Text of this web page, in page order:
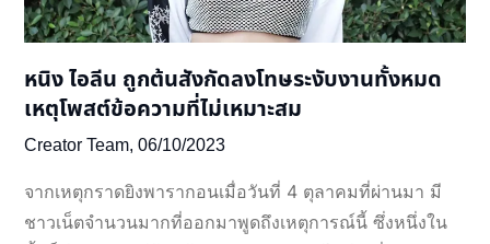
หนิง ไอลีน ถูกต้นสังกัดลงโทษระงับงานทั้งหมด
เหตุโพสต์ข้อความที่ไม่เหมาะสม
Creator Team,06/10/2023
จากเหตุกราดยิงพารากอนเมื่อวันที่ 4 ตุลาคมที่ผ่านมา มี
ชาวเน็ตจำนวนมากที่ออกมาพูดถึงเหตุการณ์นี้ ซึ่งหนึ่งใน